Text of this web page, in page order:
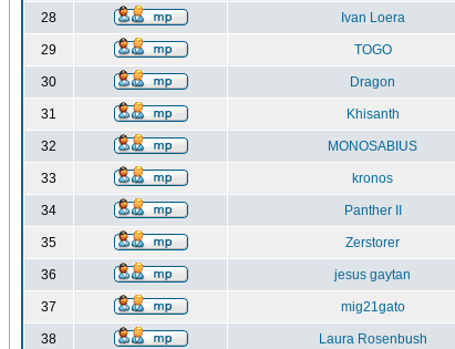
28 Ivan Loera
29 TOGO
30 Dragon
31 Khisanth
32 MONOSABIUS
33 kronos
34 Panther II
35 Zerstorer
36 jesus gaytan
37 mig21gato
38 Laura Rosenbush